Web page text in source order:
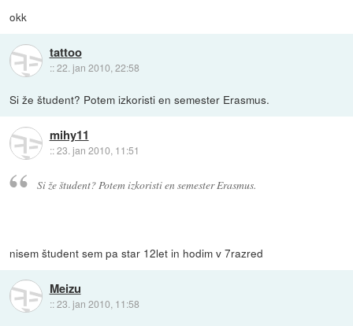
okk
tattoo
::22. jan 2010, 22:58
Si že študent? Potem izkoristi en semester Erasmus.
mihy11
::23. jan 2010, 11:51
Si že študent? Potem izkoristi en semester Erasmus.
nisem študent sem pa star 12let in hodim v 7razred
Meizu
::23. jan 2010, 11:58